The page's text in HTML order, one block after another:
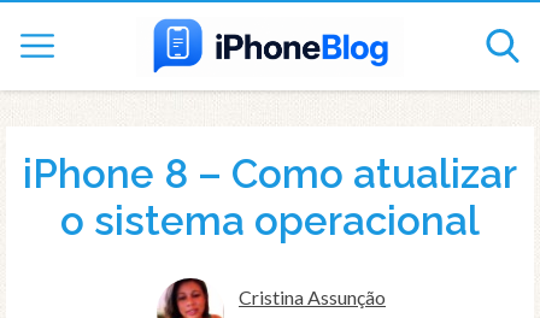
iPhone 8 – Como atualizar
o sistema operacional
Cristina Assunção